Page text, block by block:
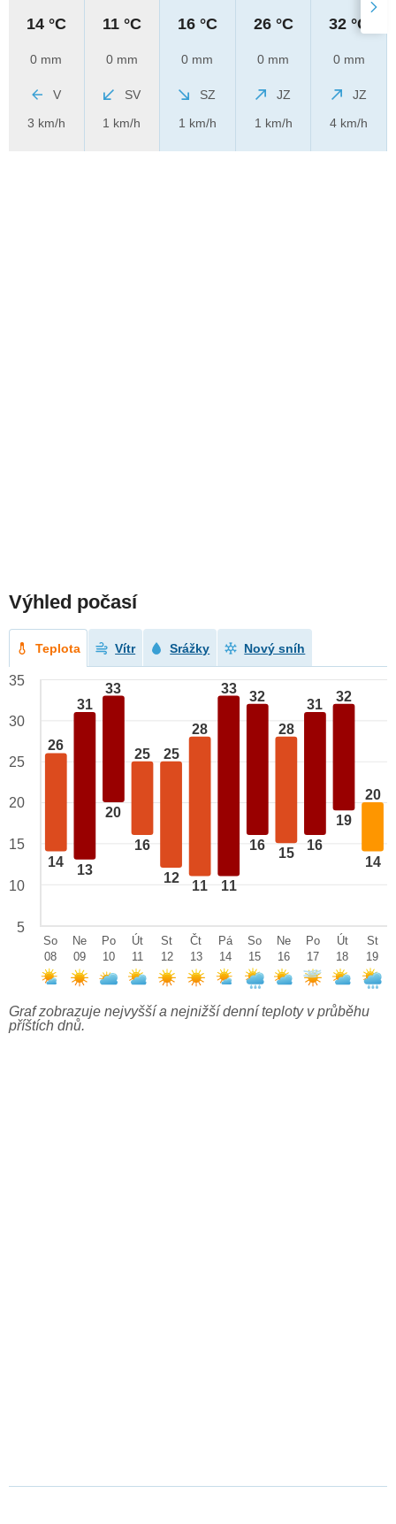
14 °C
0 mm
V
3 km/h
11 °C
0 mm
SV
1 km/h
16 °C
0 mm
SZ
1 km/h
26 °C
0 mm
JZ
1 km/h
32 °C
0 mm
JZ
4 km/h
Výhled počasí
Teplota Vítr Srážky Nový sníh
26
14
31
13
33
20
25
16
25
12
28
11
33
11
32
16
28
15
31
16
32
19
20
14
35
30
25
20
15
10
5
So
08
Ne
09
Po
10
Út
11
St
12
Čt
13
Pá
14
So
15
Ne
16
Po
17
Út
18
St
19
Graf zobrazuje nejvyšší a nejnižší denní teploty v průběhu
příštích dnů.